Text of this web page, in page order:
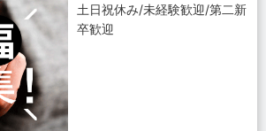
土日祝休み/未経験歓迎/第二新
卒歓迎